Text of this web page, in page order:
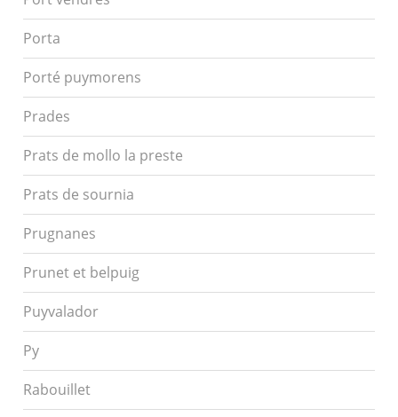
Porta
Porté puymorens
Prades
Prats de mollo la preste
Prats de sournia
Prugnanes
Prunet et belpuig
Puyvalador
Py
Rabouillet